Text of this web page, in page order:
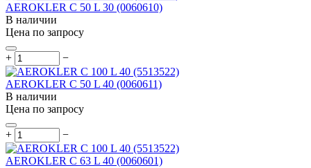
AEROKLER C 50 L 30 (0060610)
В наличии
Цена по запросу
+ −
AEROKLER C 50 L 40 (0060611)
В наличии
Цена по запросу
+ −
AEROKLER C 63 L 40 (0060601)